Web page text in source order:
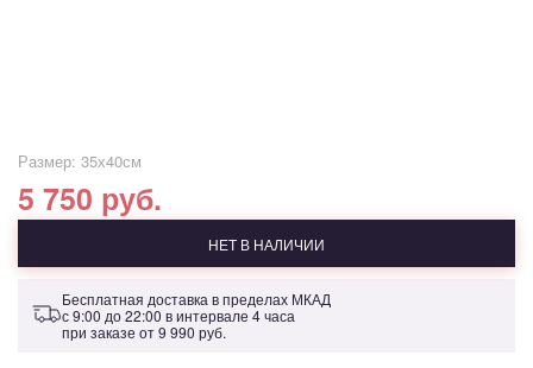
Размер: 35х40см
5 750 руб.
НЕТ В НАЛИЧИИ
Бесплатная доставка в пределах МКАД
с 9:00 до 22:00 в интервале 4 часа
при заказе от9 990 руб.